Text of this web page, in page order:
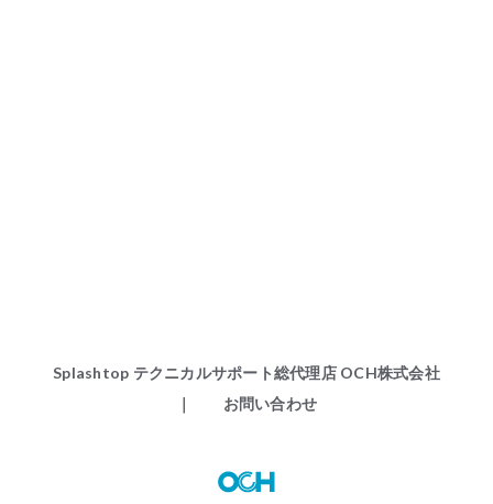
Splashtop テクニカルサポート総代理店 OCH株式会社
｜ お問い合わせ